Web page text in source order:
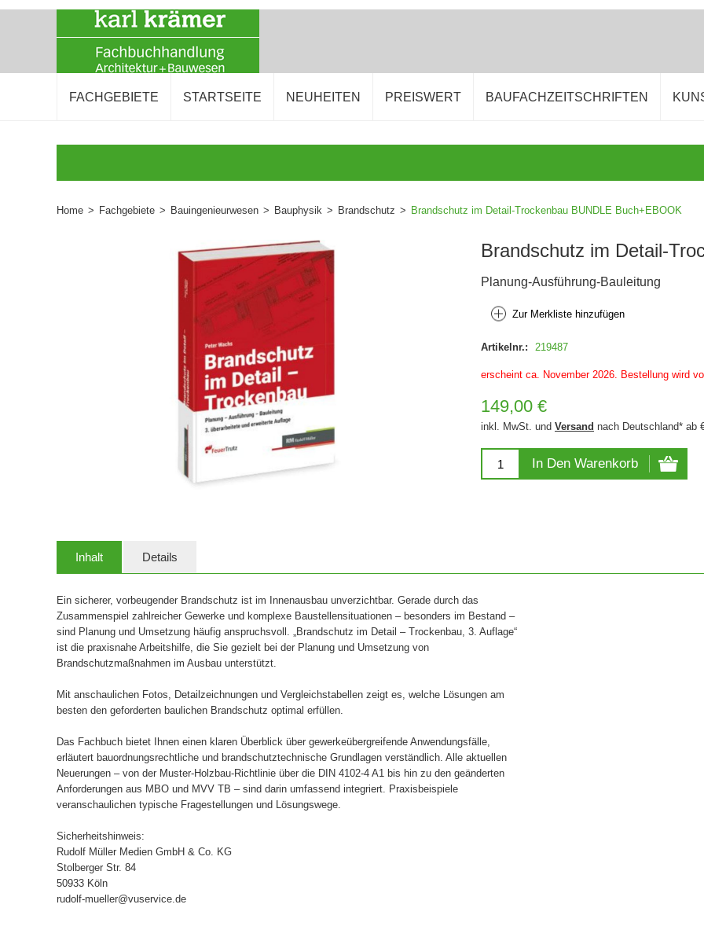
FACHGEBIETE STARTSEITE NEUHEITEN PREISWERT BAUFACHZEITSCHRIFTEN
Home > Fachgebiete > Bauingenieurwesen > Bauphysik > Brandschutz > Brandschutz im Detail-Trockenbau BUNDLE Buch+EBOOK
Brandschutz im Detail-
Planung-Ausführung-Bauleitung
Zur Merkliste hinzufügen
Artikelnr.: 219487
erscheint ca. November 2026. Bestellung wird
149,00 €
inkl. MwSt. und Versand nach Deutschland* ab
In Den Warenkorb
Inhalt Details
Ein sicherer, vorbeugender Brandschutz ist im Innenausbau unverzichtbar. Gerade durch das
Zusammenspiel zahlreicher Gewerke und komplexe Baustellensituationen – besonders im Bestand –
sind Planung und Umsetzung häufig anspruchsvoll. „Brandschutz im Detail – Trockenbau, 3. Auflage“
ist die praxisnahe Arbeitshilfe, die Sie gezielt bei der Planung und Umsetzung von
Brandschutzmaßnahmen im Ausbau unterstützt.
Mit anschaulichen Fotos, Detailzeichnungen und Vergleichstabellen zeigt es, welche Lösungen am
besten den geforderten baulichen Brandschutz optimal erfüllen.
Das Fachbuch bietet Ihnen einen klaren Überblick über gewerkeübergreifende Anwendungsfälle,
erläutert bauordnungsrechtliche und brandschutztechnische Grundlagen verständlich. Alle aktuellen
Neuerungen – von der Muster-Holzbau-Richtlinie über die DIN 4102-4 A1 bis hin zu den geänderten
Anforderungen aus MBO und MVV TB – sind darin umfassend integriert. Praxisbeispiele
veranschaulichen typische Fragestellungen und Lösungswege.
Sicherheitshinweis:
Rudolf Müller Medien GmbH & Co. KG
Stolberger Str. 84
50933 Köln
rudolf-mueller@vuservice.de